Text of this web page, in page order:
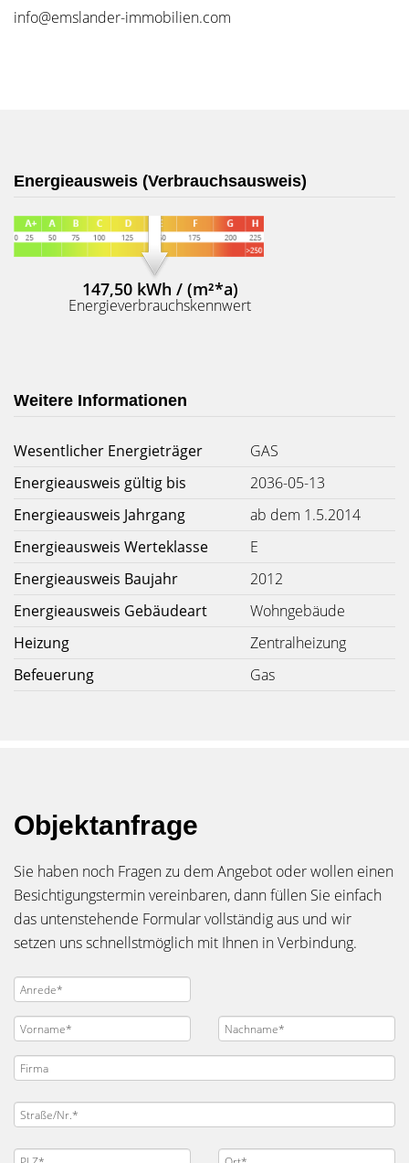
info@emslander-immobilien.com
Energieausweis (Verbrauchsausweis)
147,50 kWh / (m²*a)
Energieverbrauchskennwert
Weitere Informationen
Wesentlicher Energieträger
GAS
Energieausweis gültig bis
2036-05-13
Energieausweis Jahrgang
ab dem 1.5.2014
Energieausweis Werteklasse
E
Energieausweis Baujahr
2012
Energieausweis Gebäudeart
Wohngebäude
Heizung
Zentralheizung
Befeuerung
Gas
Objektanfrage
Sie haben noch Fragen zu dem Angebot oder wollen einen
Besichtigungstermin vereinbaren, dann füllen Sie einfach
das untenstehende Formular vollständig aus und wir
setzen uns schnellstmöglich mit Ihnen in Verbindung.